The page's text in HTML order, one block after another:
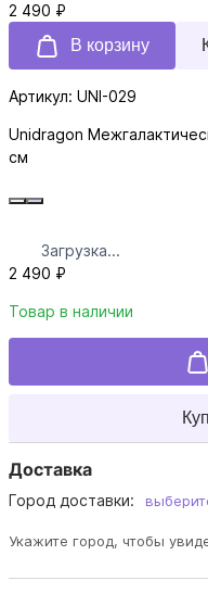
2 490 ₽
В корзину
Артикул: UNI-029
Unidragon
см
Загрузка...
2 490 ₽
Товар в наличии
Доставка
Город доставки:
Укажите город, чтобы